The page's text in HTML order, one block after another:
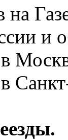
на
и